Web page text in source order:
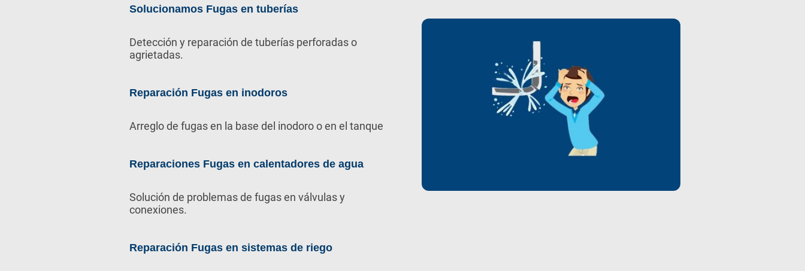
Solucionamos Fugas en tuberías
Detección y reparación de tuberías perforadas o
agrietadas.
Reparación Fugas en inodoros
Arreglo de fugas en la base del inodoro o en el tanque
Reparaciones Fugas en calentadores de agua
Solución de problemas de fugas en válvulas y
conexiones.
Reparación Fugas en sistemas de riego